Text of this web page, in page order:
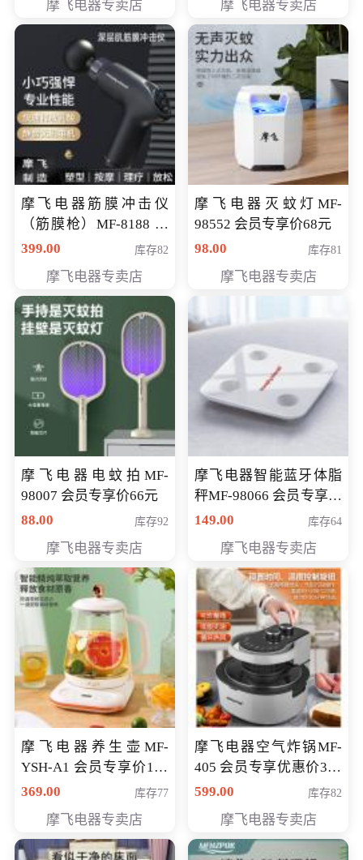
摩飞电器专卖店 摩飞电器专卖店
摩飞电器筋膜冲击仪
（筋膜枪）MF-8188 会
员专享价268元
399.00 库存82
摩飞电器专卖店
摩飞电器灭蚊灯MF-
98552 会员专享价68元
98.00
库存81
摩飞电器专卖店
摩飞电器电蚊拍MF-
98007 会员专享价66元
88.00
库存92
摩飞电器专卖店
摩飞电器智能蓝牙体脂
秤MF-98066 会员专享价
98元
149.00 库存64
摩飞电器专卖店
摩飞电器养生壶MF-
YSH-A1 会员专享价198
元
369.00 库存77
摩飞电器专卖店
摩飞电器空气炸锅MF-
405 会员专享优惠价369
元
599.00 库存82
摩飞电器专卖店